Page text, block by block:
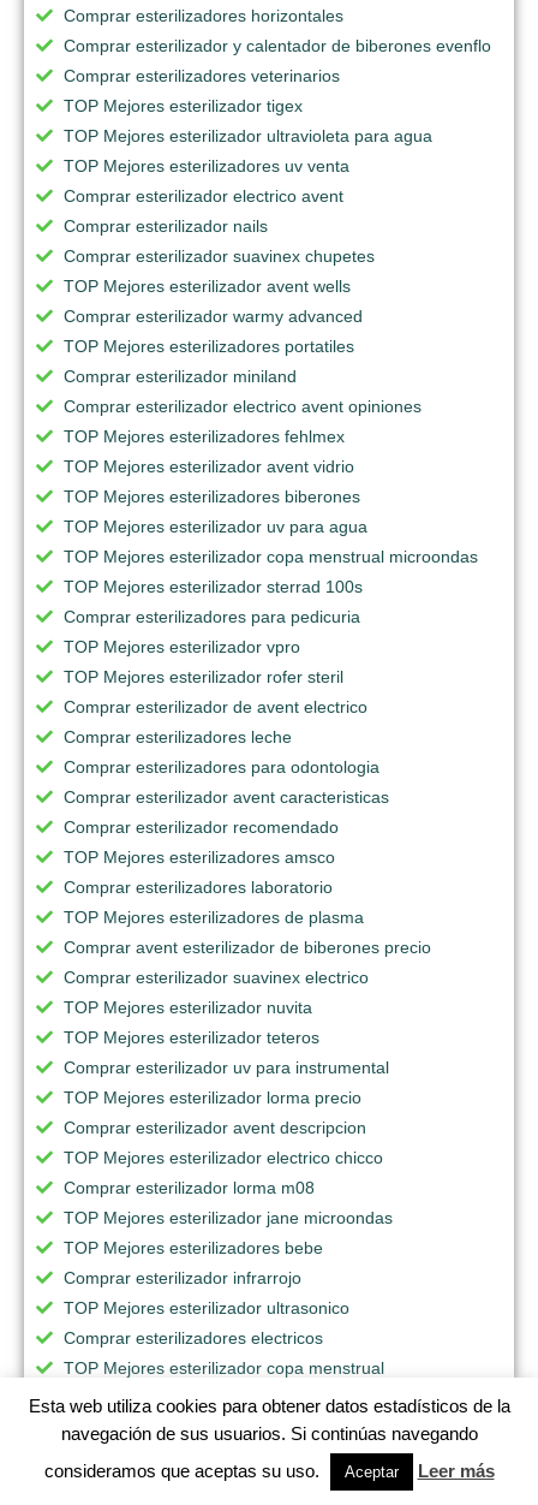
Comprar esterilizadores horizontales
Comprar esterilizador y calentador de biberones evenflo
Comprar esterilizadores veterinarios
TOP Mejores esterilizador tigex
TOP Mejores esterilizador ultravioleta para agua
TOP Mejores esterilizadores uv venta
Comprar esterilizador electrico avent
Comprar esterilizador nails
Comprar esterilizador suavinex chupetes
TOP Mejores esterilizador avent wells
Comprar esterilizador warmy advanced
TOP Mejores esterilizadores portatiles
Comprar esterilizador miniland
Comprar esterilizador electrico avent opiniones
TOP Mejores esterilizadores fehlmex
TOP Mejores esterilizador avent vidrio
TOP Mejores esterilizadores biberones
TOP Mejores esterilizador uv para agua
TOP Mejores esterilizador copa menstrual microondas
TOP Mejores esterilizador sterrad 100s
Comprar esterilizadores para pedicuria
TOP Mejores esterilizador vpro
TOP Mejores esterilizador rofer steril
Comprar esterilizador de avent electrico
Comprar esterilizadores leche
Comprar esterilizadores para odontologia
Comprar esterilizador avent caracteristicas
Comprar esterilizador recomendado
TOP Mejores esterilizadores amsco
Comprar esterilizadores laboratorio
TOP Mejores esterilizadores de plasma
Comprar avent esterilizador de biberones precio
Comprar esterilizador suavinex electrico
TOP Mejores esterilizador nuvita
TOP Mejores esterilizador teteros
Comprar esterilizador uv para instrumental
TOP Mejores esterilizador lorma precio
Comprar esterilizador avent descripcion
TOP Mejores esterilizador electrico chicco
Comprar esterilizador lorma m08
TOP Mejores esterilizador jane microondas
TOP Mejores esterilizadores bebe
Comprar esterilizador infrarrojo
TOP Mejores esterilizador ultrasonico
Comprar esterilizadores electricos
TOP Mejores esterilizador copa menstrual
Comprar esterilizador de avent para microondas
Comprar esterilizador avent cuantos minutos
TOP Mejores esterilizador philips avent scf286/02
TOP Mejores esterilizador industrial para alimentos
Esta web utiliza cookies para obtener datos estadísticos de la
navegación de sus usuarios. Si continúas navegando
consideramos que aceptas su uso.
Aceptar Leer más